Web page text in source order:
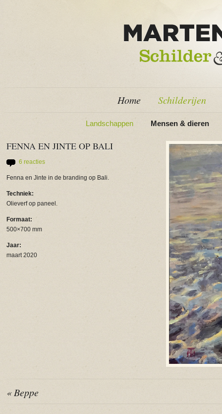
Home Schilderijen
Landschappen Mensen & dieren
FENNA EN JINTE OP BALI
6 reacties
Fenna en Jinte in de branding op Bali.
Techniek:
Olieverf op paneel.
Formaat:
500×700 mm
Jaar:
maart 2020
« Beppe